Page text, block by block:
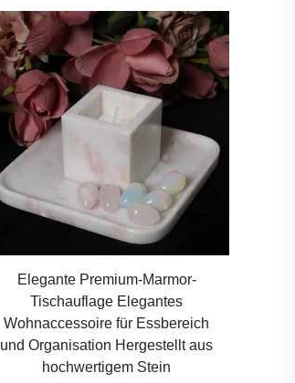
Elegante Premium-Marmor-
Tischauflage Elegantes
Wohnaccessoire für Essbereich
und Organisation Hergestellt aus
hochwertigem Stein